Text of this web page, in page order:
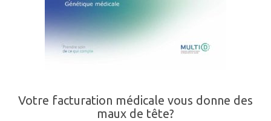
Votre facturation médicale vous donne des
maux de tête?